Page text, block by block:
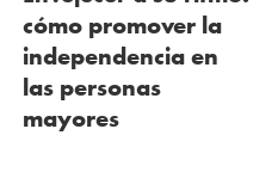
cómo promover la
independencia en
las personas
mayores